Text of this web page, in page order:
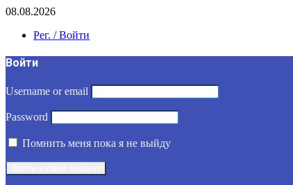
08.08.2026
Рег. / Войти
Войти
Username or email
Password
Помнить меня пока я не выйду